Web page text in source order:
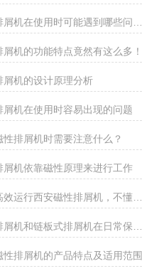
屑机的功能特点竟然有这么多！
屑机的设计原理分析
屑机在使用时容易出现的问题
性排屑机时需要注意什么？
屑机依靠磁性原理来进行工作
想要高效运行西安磁性排屑机，不懂这些可不行
性排屑机的产品特点及适用范围